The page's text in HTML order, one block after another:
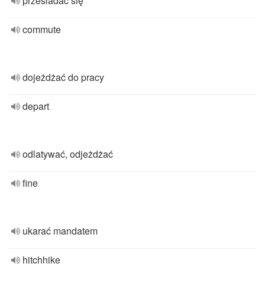
commute
dojeżdżać do pracy
depart
odlatywać, odjeżdżać
fine
ukarać mandatem
hitchhike